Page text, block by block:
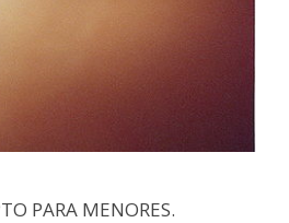
PARA MENORES.